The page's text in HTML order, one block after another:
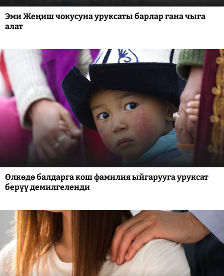
Эми Жеңиш чокусуна уруксаты барлар гана чыга
алат
Өлкөдө балдарга кош фамилия ыйгарууга уруксат
берүү демилгеленди